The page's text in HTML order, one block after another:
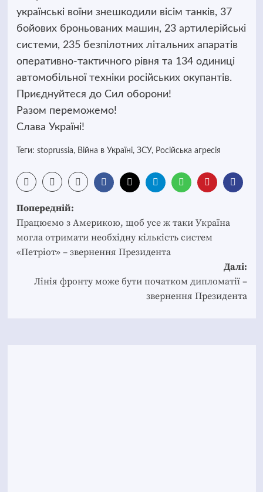
українські воїни знешкодили вісім танків, 37
бойових броньованих машин, 23 артилерійські
системи, 235 безпілотних літальних апаратів
оперативно-тактичного рівня та 134 одиниці
автомобільної техніки російських окупантів.
Приєднуйтеся до Сил оборони!
Разом переможемо!
Слава Україні!
Теги: stoprussia, Війна в Україні, ЗСУ, Російська агресія
Post
navigation
Попередній:
Працюємо з Америкою, щоб усе ж таки Україна
могла отримати необхідну кількість систем
«Петріот» – звернення Президента
Далі:
Лінія фронту може бути початком дипломатії –
звернення Президента